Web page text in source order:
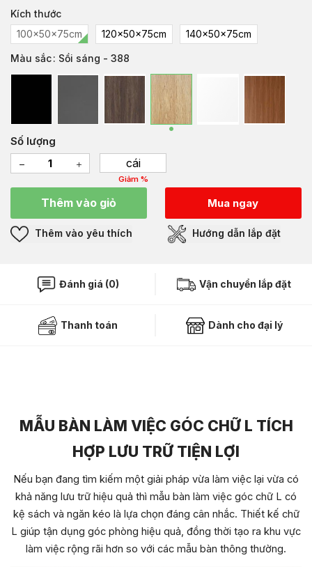
Kích thước
100x50x75cm
120x50x75cm 140x50x75cm
Màu sắc: Sồi sáng - 388
Số lượng
cái
Giảm %
Thêm vào giỏ Mua ngay
Thêm vào yêu thích Hướng dẫn lắp đặt
Đánh giá (0) Vận chuyển lắp đặt
Thanh toán Dành cho đại lý
MẪU BÀN LÀM VIỆC GÓC CHỮ L TÍCH
HỢP LƯU TRỮ TIỆN LỢI
Nếu bạn đang tìm kiếm một giải pháp vừa làm việc lại vừa có
khả năng lưu trữ hiệu quả thì mẫu bàn làm việc góc chữ L có
kệ sách và ngăn kéo là lựa chọn đáng cân nhắc. Thiết kế chữ
L giúp tận dụng góc phòng hiệu quả, đồng thời tạo ra khu vực
làm việc rộng rãi hơn so với các mẫu bàn thông thường.